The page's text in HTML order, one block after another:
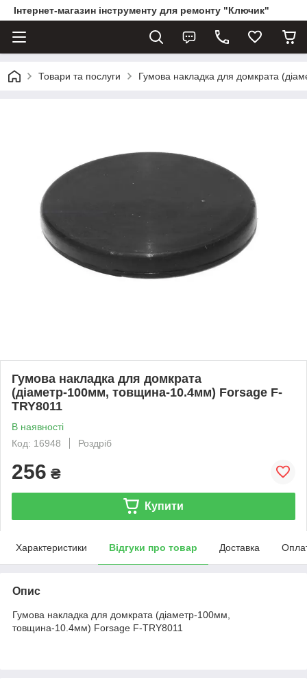
Інтернет-магазин інструменту для ремонту "Ключик"
Товари та послуги Гумова накладка для домкрата
Гумова накладка для домкрата
(діаметр-100мм, товщина-10.4мм) Forsage F-
TRY8011
В наявності
Код: 16948
Роздріб
256 ₴
Купити
Характеристики Відгуки про товар Доставка
Опис
Гумова накладка для домкрата (діаметр-100мм,
товщина-10.4мм) Forsage F-TRY8011